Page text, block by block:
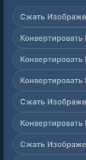
Сжать
Конвертировать
Сжать
Сжать